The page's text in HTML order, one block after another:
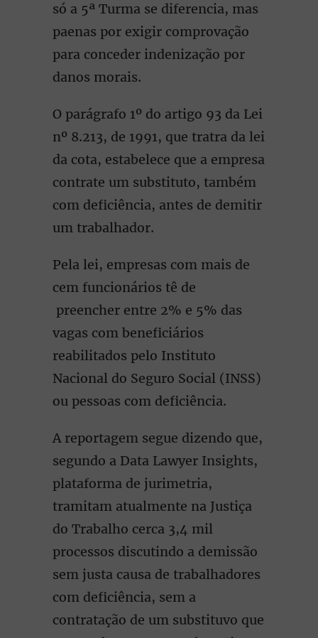
só a 5ª Turma se diferencia, mas
paenas por exigir comprovação
para conceder indenização por
danos morais.
O parágrafo 1º do artigo 93 da Lei
nº 8.213, de 1991, que tratra da lei
da cota, estabelece que a empresa
contrate um substituto, também
com deficiência, antes de demitir
um trabalhador.
Pela lei, empresas com mais de
cem funcionários tê de
preencher entre 2% e 5% das
vagas com beneficiários
reabilitados pelo Instituto
Nacional do Seguro Social (INSS)
ou pessoas com deficiência.
A reportagem segue dizendo que,
segundo a Data Lawyer Insights,
plataforma de jurimetria,
tramitam atualmente na Justiça
do Trabalho cerca 3,4 mil
processos discutindo a demissão
sem justa causa de trabalhadores
com deficiência, sem a
contratação de um substituvo que